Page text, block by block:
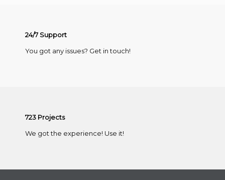
24/7 Support
You got any issues? Get in touch!
723 Projects
We got the experience! Use it!